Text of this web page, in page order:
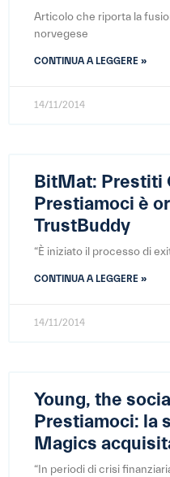
Articolo che riporta la
norvegese
CONTINUA A LEGGERE »
14/11/2014
BitMat: Prestiti
Prestiamoci è
TrustBuddy
“È iniziato il processo di
CONTINUA A LEGGERE »
14/11/2014
Young, the
Prestiamoci: la
Magics
“In periodi di crisi